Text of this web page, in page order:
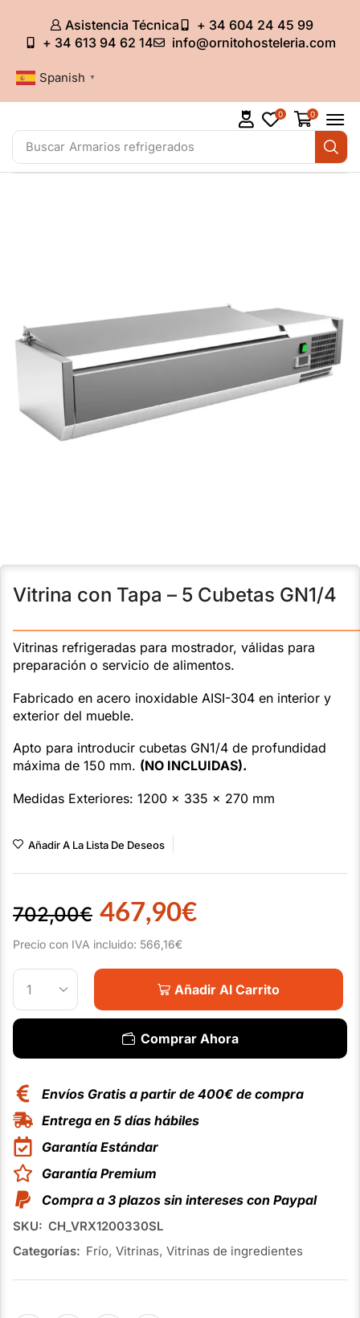
Asistencia Técnica
+ 34 604 24 45 99
+ 34 613 94 62 14
info@ornitohosteleria.com
Spanish ▼
Buscar Armarios refrigerados
0 0
Vitrina con Tapa – 5 Cubetas GN1/4
Vitrinas refrigeradas para mostrador, válidas para
preparación o servicio de alimentos.
Fabricado en acero inoxidable AISI-304 en interior y
exterior del mueble.
Apto para introducir cubetas GN1/4 de profundidad
máxima de 150 mm. (NO INCLUIDAS).
Medidas Exteriores: 1200 x 335 x 270 mm
Añadir A La Lista De Deseos
702,00€ 467,90€
Precio con IVA incluido: 566,16€
Añadir Al Carrito
Comprar Ahora
Envíos Gratis a partir de 400€ de compra
Entrega en 5 días hábiles
Garantía Estándar
Garantía Premium
Compra a 3 plazos sin intereses con Paypal
SKU: CH_VRX1200330SL
Categorías: Frío, Vitrinas, Vitrinas de ingredientes